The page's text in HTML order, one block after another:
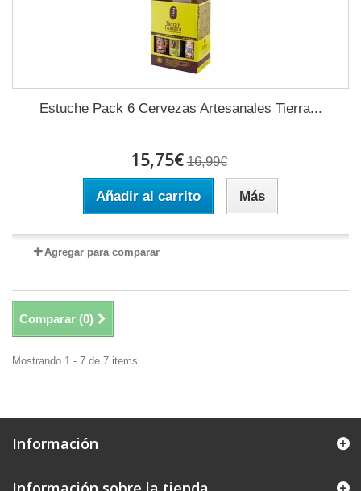
Estuche Pack 6 Cervezas Artesanales Tierra...
15,75€ 16,99€
Añadir al carrito Más
Agregar para comparar
Comparar (0)
Mostrando 1 - 7 de 7 items
Información